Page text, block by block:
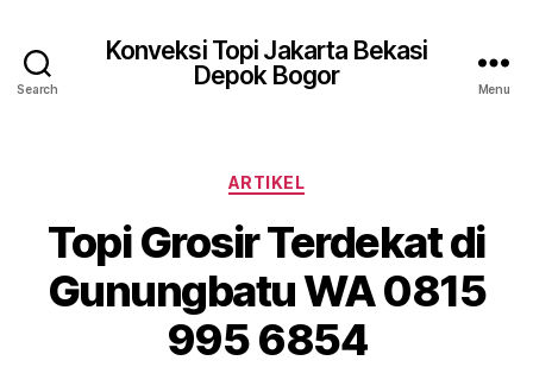
Search
Konveksi Topi Jakarta Bekasi
Depok Bogor
Menu
Categories
ARTIKEL
Topi Grosir Terdekat di
Gunungbatu WA 0815
995 6854